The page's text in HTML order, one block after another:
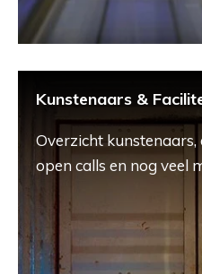
Kunstenaars &
Overzicht
open calls en nog veel